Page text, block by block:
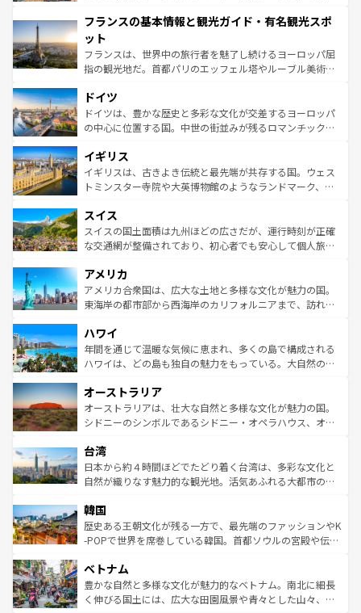
ませてくれるイタリアで、忘れられない旅をしてみよう！
なお、新着のイタリア情報は
しい。
文化が根付くこの国では、情熱的なフラメンコ、熱気あふ
れる闘牛、そして美味しいタパスが生活の一部となってい
る。首都マドリードの洗練された雰囲気や、バルセロナの
アートに溢れた街角から、地方では古代ローマ遺跡や中世
せる。地方によって風土や気候が異なるスペインはその個
性で訪れる人を魅了する。 なお、新着のスペイン情報は コ
ンテンツ一覧を参照してほしい。
フランスの基本情報と観光ガイド・有名観光スポ
ット
フランスは、世界中の旅行者を魅了し続けるヨーロッパ屈
指の観光地だ。首都パリのエッフェル塔やルーブル美術館
で、幅広い魅力が詰まっている。華麗な宮殿、歴史的な大
聖堂、美しいビーチ、そして豊かな自然が、訪れる者を心
から魅了する。また、フランスは美食の国としても知ら
いる。シャンパンの発祥地であるランス、プロヴァンスの
香り高いラベンダー畑など、多彩な楽しみ方が可能だ。さ
らに、パリ以外の地域にも魅力が溢れており、どの街角に
れる地方に足を運ぶとそれぞれで全く異なる文化を体験で
きるだろう。 なお、新着のフランス情報はコンテンツ一覧
を参照してほしい。
ドイツ
ドイツは、豊かな歴史と多彩な文化が交差するヨーロッパ
の中心に位置する国。中世の街並みが残るロマンチック街
顔を持つこの国は、どこを歩いても飽きることがない。ベ
ルリンの文化的活気、バイエルン州のアルプスの絶景、そ
してライン川沿いのワイン畑といった風景は必見。ビール
は、お酒好きな人にはぜひ体験してほしい。 なお、新着の
ドイツ情報はコンテンツ一覧を参照してほしい。
イギリス
イギリスは、古きよき伝統と最先端が共存する国。ウェス
トミンスター寺院や大英博物館のようなランドマーク、歴
リアごとに異なる魅力がある。また、優雅なアフタヌーン
ティー、ビール好きにはたまらない英国パブ、サッカー観
戦など、本場だからこそできる体験も豊富。イギリスを旅
ンツ一覧を参照してほしい。
スイス
スイスの国土面積は九州ほどの広さだが、運行時刻が正確
な交通網が整備されており、初心者でも安心して個人旅行
の建物がそのまま残る町や、スイスならではのユニークな
博物館もあり、アルプス観光だけでなく町歩きも満喫する
ことができる。国民の所得が高いため物価も高いが、旅行
ば市内交通費無料で観光を楽しむこともできる。 なお、新
着のスイス情報はコンテンツ一覧 を参照してほしい。
アメリカ
アメリカ合衆国は、広大な土地と多様な文化が魅力の国。
東海岸の都市部から西海岸のカリフォルニアまで、訪れる
のような巨大都市は、観光、ショッピング、エンターテイ
ンメントが詰まった刺激的なスポットだ。一方、アメリカ
西部には大自然が広がり、グランドキャニオンやイエロー
部のニューオーリンズでは、音楽と美食が融合した独特の
文化が魅力。旅行者はアメリカの各地域で異なる魅力を楽
しみながら、その多様性と豊かな歴史を感じることができ
ならではの贅沢な旅のスタイルだ。 なお、新着のアメリカ
情報はコンテンツ一覧を参照してほしい。
ハワイ
年間を通じて温暖な気候に恵まれ、多くの島で構成される
ハワイは、どの島も独自の魅力をもっている。大自然の神
ワイ島は見逃せない。また、定番の観光地といえばオアフ
島だが、静かな自然を求めるならマウイ島やカウアイ島が
おすすめ。エメラルドグリーンに輝く海をはじめ、豊かな
れるおもてなしの心で訪れる人々を迎えてくれるハワイの
人々、おいしいローカルフードやハワイアンミュージッ
ク、伝統的なフラダンスなど、すべてがハワイの魅力を彩
ワイを、存分に味わってほしい。 なお、新着のハワイ情報
はコンテンツ一覧を参照してほしい。
オーストラリア
オーストラリアは、壮大な自然と多様な文化が魅力の国。
シドニーのシンボルであるシドニー・オペラハウス、オー
リアリーフや大陸中央部にそびえるウルル（エアーズロッ
ク）、タスマニアの美しい原生林やケアンズの熱帯雨林な
ど、見どころがたくさん。また、カフェやワイン、オージ
いる。アクティビティも充実しており、サーフィンやダイ
ビング、ハイキングなど、アウトドア好きにはたまらな
い。オーストラリアの多彩な魅力を存分に味わいつくそ
参照してほしい。
台湾
日本から約４時間ほどでたどり着く台湾は、多彩な文化と
自然が織りなす魅力的な観光地。活気あふれる大都市の台
ン）、静ひつな山岳地帯である台湾東部など、都市の喧騒
と山間の静けさが共存しており、訪れる人に新しい発見と
驚きをもたらしてくれる。また、奥深い台湾の食文化も魅
容にもいいと評判のスイーツなど、バラエティ豊かな料理
が味わえる。 なお、新着の台湾情報は コンテンツ一覧を参
照してほしい。
韓国
歴史ある王朝文化が残る一方で、最先端のファッションやK
-POPで世界を席巻している韓国。首都ソウルの宮殿や伝統
き、地方に足を延ばせば四季折々の自然美を楽しむことが
できる。そして、キムチや焼肉、絶品のストリートフード
まで、さまざまな韓国料理が待っている。夜には、韓国な
ベトナム
豊かな自然と多様な文化が魅力的なベトナム。南北に細長
く伸びる国土には、広大な田園風景や青々とした山々、世